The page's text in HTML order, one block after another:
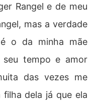
Rangel e de meu
mas a verdade
o da minha mãe
seu tempo e amor
das vezes me
filha dela já que ela